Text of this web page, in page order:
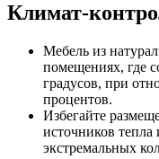
Климат-
Мебель из
помещениях, где
градусов, при
процентов.
Избегайте
источников
экстремальных